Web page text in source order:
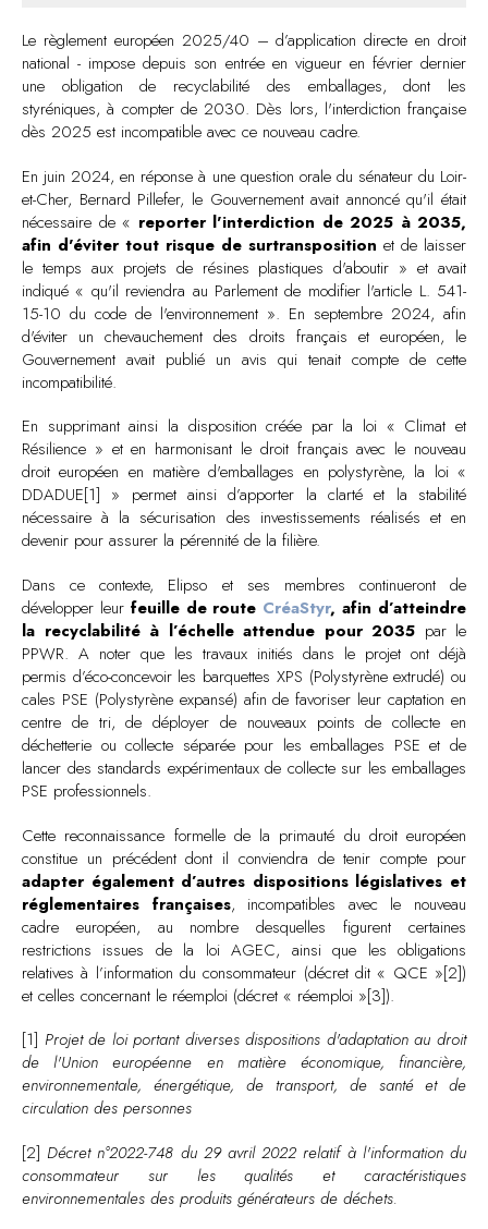
Le règlement européen 2025/40 – d’application directe en droit
national - impose depuis son entrée en vigueur en février dernier
une obligation de recyclabilité des emballages, dont les
styréniques, à compter de 2030. Dès lors, l'interdiction française
dès 2025 est incompatible avec ce nouveau cadre.
En juin 2024, en réponse à une question orale du sénateur du Loir-
et-Cher, Bernard Pillefer, le Gouvernement avait annoncé qu'il était
nécessaire de « reporter l'interdiction de 2025 à 2035,
afin d'éviter tout risque de surtransposition et de laisser
le temps aux projets de résines plastiques d'aboutir » et avait
indiqué « qu'il reviendra au Parlement de modifier l'article L. 541-
15-10 du code de l'environnement ». En septembre 2024, afin
d'éviter un chevauchement des droits français et européen, le
Gouvernement avait publié un avis qui tenait compte de cette
incompatibilité.
En supprimant ainsi la disposition créée par la loi « Climat et
Résilience » et en harmonisant le droit français avec le nouveau
droit européen en matière d'emballages en polystyrène, la loi «
DDADUE[1] » permet ainsi d’apporter la clarté et la stabilité
nécessaire à la sécurisation des investissements réalisés et en
devenir pour assurer la pérennité de la filière.
Dans ce contexte, Elipso et ses membres continueront de
développer leurfeuille de route CréaStyr, afin d’atteindre
la recyclabilité à l’échelle attendue pour 2035 par le
PPWR. A noter que les travaux initiés dans le projet ont déjà
permis d’éco-concevoir les barquettes XPS (Polystyrène extrudé) ou
cales PSE (Polystyrène expansé) afin de favoriser leur captation en
centre de tri, de déployer de nouveaux points de collecte en
déchetterie ou collecte séparée pour les emballages PSE et de
lancer des standards expérimentaux de collecte sur les emballages
PSE professionnels.
Cette reconnaissance formelle de la primauté du droit européen
constitue un précédent dont il conviendra de tenir compte pour
adapter également d’autres dispositions législatives et
réglementaires françaises, incompatibles avec le nouveau
cadre européen, au nombre desquelles figurent certaines
restrictions issues de la loi AGEC, ainsi que les obligations
relatives à l’information du consommateur (décret dit « QCE »[2])
et celles concernant le réemploi (décret « réemploi »[3]).
[1] Projet de loi portant diverses dispositions d'adaptation au droit
de l'Union européenne en matière économique, financière,
environnementale, énergétique, de transport, de santé et de
circulation des personnes
[2] Décret n°2022-748 du 29 avril 2022 relatif à l'information du
consommateur sur les qualités et caractéristiques
environnementales des produits générateurs de déchets.